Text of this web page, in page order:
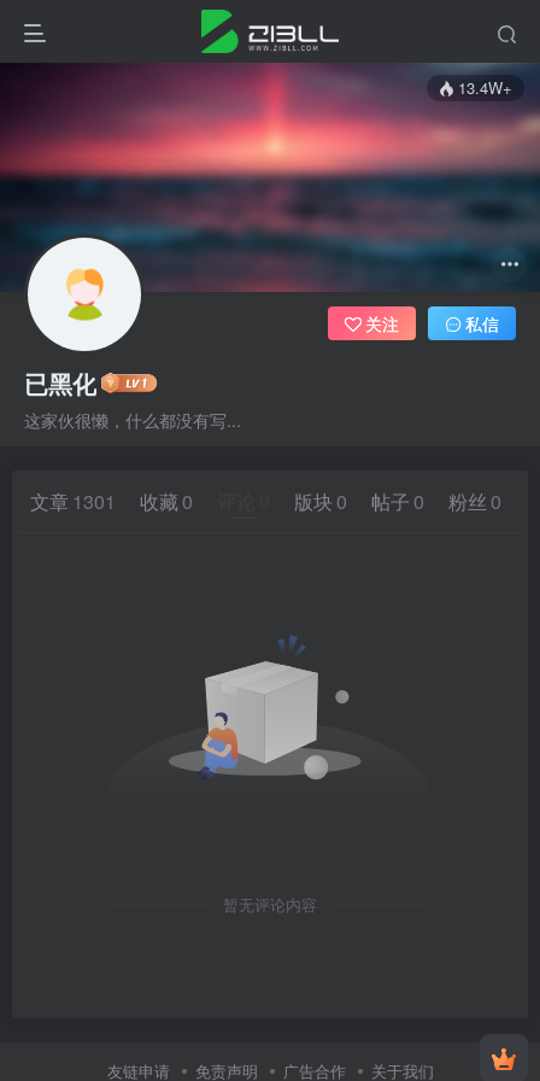
13.4W+
已黑化
这家伙很懒，什么都没有写...
关注 私信
文章 1301 收藏 0 版块 0 帖子 0 粉丝 0
暂无评论内容
友链申请 免责声明 广告合作 关于我们